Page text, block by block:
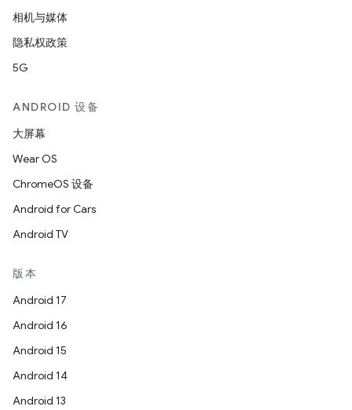
相机与媒体
隐私权政策
5G
ANDROID 设备
大屏幕
Wear OS
ChromeOS 设备
Android for Cars
Android TV
版本
Android 17
Android 16
Android 15
Android 14
Android 13